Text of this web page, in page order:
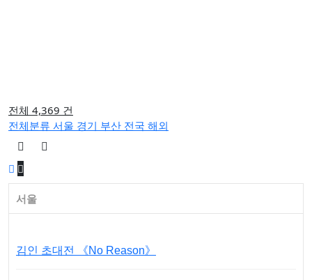
전체 4,369 건
전체분류 서울 경기 부산 전국 해외
서울
김인 초대전 《No Reason》